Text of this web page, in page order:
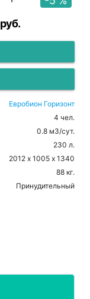
руб.
Евробион Горизонт
4 чел.
0.8 м3/сут.
230 л.
2012 х 1005 х 1340
88 кг.
Принудительный